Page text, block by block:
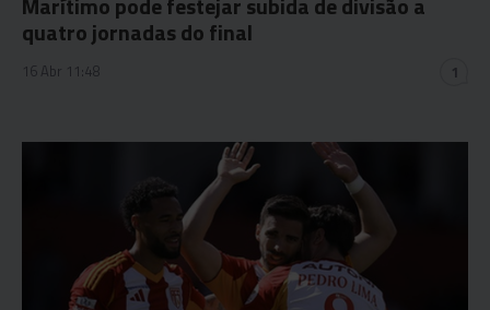
quatro jornadas do final
16 Abr 11:48 1